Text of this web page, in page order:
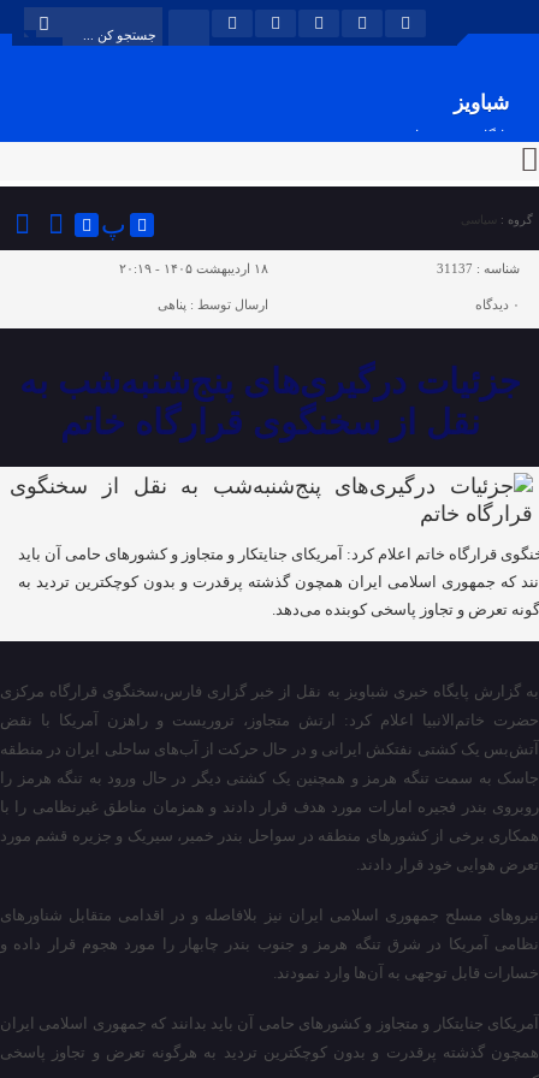
شباویز
پایگاه خبری شباویز
گروه : سیاسی پ
شناسه : 31137 ۱۸ اردیبهشت ۱۴۰۵ - ۲۰:۱۹
۰ دیدگاه ارسال توسط : پناهی
جزئیات درگیری‌های پنج‌شنبه‌شب به
نقل از سخنگوی قرارگاه خاتم
قرارگاه خاتم اعلام کرد: آمریکای جنایتکار و متجاوز و کشورهای حامی آن باید
که جمهوری اسلامی ایران همچون گذشته پرقدرت و بدون کوچکترین تردید به
تعرض و تجاوز پاسخی کوبنده می‌دهد.
به گزارش پایگاه خبری شباویز به نقل از خبر گزاری فارس،سخنگوی قرارگاه مرکزی
حضرت خاتم‌الانبیا اعلام کرد: ارتش متجاوز، تروریست و راهزن آمریکا با نقض
آتش‌بس یک کشتی نفتکش ایرانی و در حال حرکت از آب‌های ساحلی ایران در منطقه
جاسک به سمت تنگه هرمز و همچنین یک کشتی دیگر در حال ورود به تنگه هرمز را
روبروی بندر فجیره امارات مورد هدف قرار دادند و همزمان مناطق غیرنظامی را با
همکاری برخی از کشورهای منطقه در سواحل بندر خمیر، سیریک و جزیره قشم مورد
تعرض هوایی خود قرار دادند.
نیروهای مسلح جمهوری اسلامی ایران نیز بلافاصله و در اقدامی متقابل شناورهای
نظامی آمریکا در شرق تنگه هرمز و جنوب بندر چابهار را مورد هجوم قرار داده و
خسارات قابل توجهی به‌ آن‌ها وارد نمودند.
آمریکای جنایتکار و متجاوز و کشورهای حامی آن باید بدانند که جمهوری اسلامی ایران
همچون گذشته پرقدرت و بدون کوچکترین تردید به هرگونه تعرض و تجاوز پاسخی